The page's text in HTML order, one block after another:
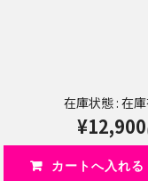
在庫状態 : 在
¥12,900